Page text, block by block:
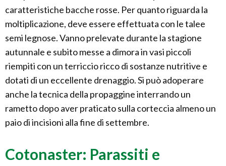
caratteristiche bacche rosse. Per quanto riguarda la
moltiplicazione, deve essere effettuata con le talee
semi legnose. Vanno prelevate durante la stagione
autunnale e subito messe a dimora in vasi piccoli
riempiti con un terriccio ricco di sostanze nutritive e
dotati di un eccellente drenaggio. Si può adoperare
anche la tecnica della propaggine interrando un
rametto dopo aver praticato sulla corteccia almeno un
paio di incisioni alla fine di settembre.
Cotonaster: Parassiti e